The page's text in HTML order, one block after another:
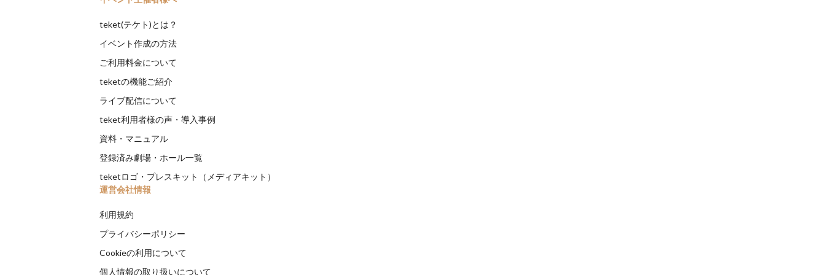
teket(テケト)とは？
イベント作成の方法
ご利用料金について
teketの機能ご紹介
ライブ配信について
teket利用者様の声・導入事例
資料・マニュアル
登録済み劇場・ホール一覧
teketロゴ・プレスキット（メディアキット）
運営会社情報
利用規約
プライバシーポリシー
Cookieの利用について
個人情報の取り扱いについて